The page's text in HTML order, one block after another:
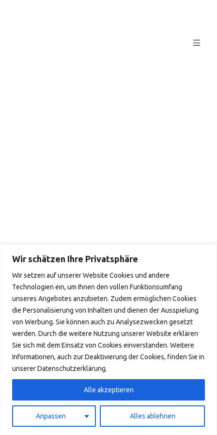
Wir schätzen Ihre Privatsphäre
Wir setzen auf unserer Website Cookies und andere
Technologien ein, um Ihnen den vollen Funktionsumfang
unseres Angebotes anzubieten. Zudem ermöglichen Cookies
die Personalisierung von Inhalten und dienen der Ausspielung
von Werbung. Sie können auch zu Analysezwecken gesetzt
werden. Durch die weitere Nutzung unserer Website erklären
Sie sich mit dem Einsatz von Cookies einverstanden. Weitere
Informationen, auch zur Deaktivierung der Cookies, finden Sie in
unserer Datenschutzerklärung.
Anpassen Alles ablehnen
Alle akzeptieren